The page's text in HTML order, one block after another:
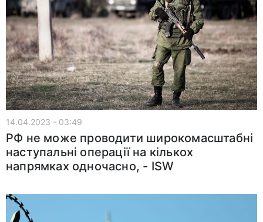
14.04.2023 - 03:49
РФ не може проводити широкомасштабні
наступальні операції на кількох
напрямках одночасно, - ISW